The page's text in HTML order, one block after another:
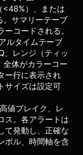
<48%）、または
サマリーテーブ
コードされる。
ルタイムテーブ
、レンジ（ティッ
全体がカラーコー
ー行に表示され
サイズは設定可
値ブレイク、レ
ス。各アラートは
て発動し、正確な
ボル、時間軸を含